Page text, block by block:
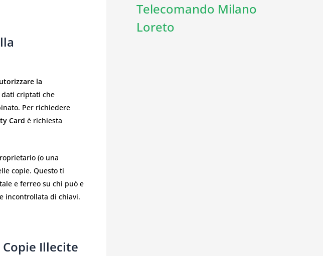
la
dati criptati che
Per richiedere
Card è richiesta
(o una
copie. Questo ti
e ferreo su chi può e
incontrollata di chiavi.
Illecite
Telecomando Milano
Loreto